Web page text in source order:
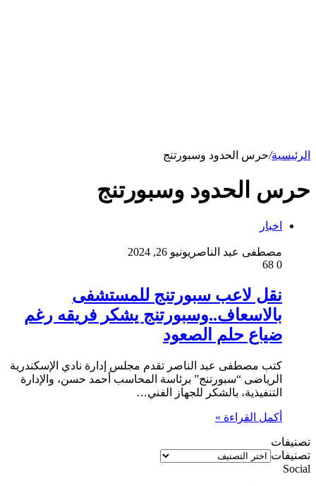
الرئيسية/حرس الحدود وسبورتنج
حرس الحدود وسبورتنج
اخبار
مصطفى عبد الناصر يونيو 26, 2024
0
نقل لاعب سبورتنج للمستشفى
بالاسعاف..وسبورتنج يشكر فريقه رغم
ضياع حلم الصعود
كتب مصطفى عبد الناصر تقدم مجلس إدارة نادي الإسكندرية
الرياضى “سبورتنج” برئاسة المحاسب أحمد حسن، والإدارة
التنفيذية، بالشكر للجهاز الفني…
أكمل القراءة »
تصنيفات
تصنيفات
Social